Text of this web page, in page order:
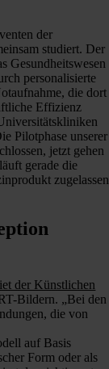
der
studiert. Der
Gesundheitswesen
personalisierte
die dort
Effizienz
Pilotphase unserer
jetzt gehen
gerade die
zugelassen
der Künstlichen
Bildern. „Bei den
die von
auf Basis
Form oder als